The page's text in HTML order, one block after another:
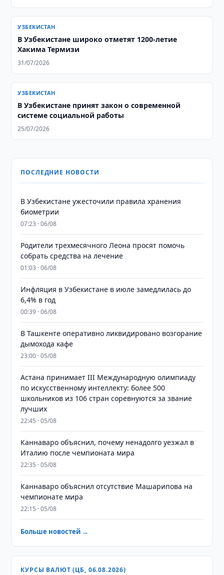
УЗБЕКИСТАН
В Узбекистане широко отметят 1200-летие
Хакима Термизи
31/07/2026
УЗБЕКИСТАН
В Узбекистане принят закон о современной
системе социальной работы
25/07/2026
ПОСЛЕДНИЕ НОВОСТИ
В Узбекистане ужесточили правила хранения
биометрии
07:23 · 06/08
Родители трехмесячного Леона просят помочь
собрать средства на лечение
01:03 · 06/08
Инфляция в Узбекистане в июле замедлилась до
6,4% в год
00:39 · 06/08
В Ташкенте оперативно ликвидировано возгорание
дымохода кафе
23:00 · 05/08
Астана принимает III Международную олимпиаду
по искусственному интеллекту: более 500
школьников из 106 стран соревнуются за звание
лучших
22:45 · 05/08
Каннаваро объяснил, почему ненадолго уезжал в
Италию после чемпионата мира
22:35 · 05/08
Каннаваро объяснил отсутствие Машарипова на
чемпионате мира
22:15 · 05/08
Больше новостей →
КУРСЫ ВАЛЮТ (ЦБ, 06.08.2026)